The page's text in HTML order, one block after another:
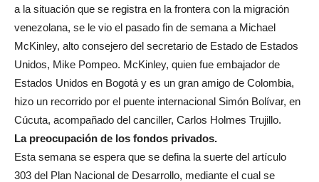
a la situación que se registra en la frontera con la migración
venezolana, se le vio el pasado fin de semana a Michael
McKinley, alto consejero del secretario de Estado de Estados
Unidos, Mike Pompeo. McKinley, quien fue embajador de
Estados Unidos en Bogotá y es un gran amigo de Colombia,
hizo un recorrido por el puente internacional Simón Bolívar, en
Cúcuta, acompañado del canciller, Carlos Holmes Trujillo.
La preocupación de los fondos privados.
Esta semana se espera que se defina la suerte del artículo
303 del Plan Nacional de Desarrollo, mediante el cual se